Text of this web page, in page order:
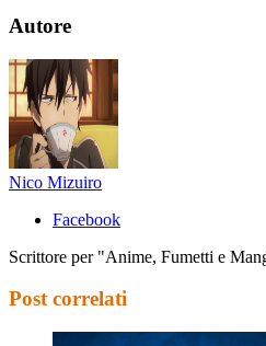
Autore
Nico Mizuiro
Facebook
Scrittore per "Anime, Fumetti e
Post correlati